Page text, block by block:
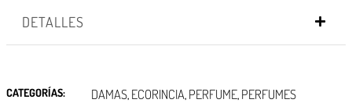
DETALLES
CATEGORÍAS: DAMAS, ECORINCIA, PERFUME, PERFUMES